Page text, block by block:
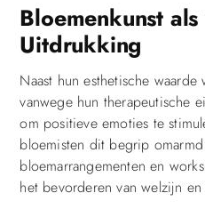
Bloemenkunst
Uitdrukking
Naast hun esthetische
vanwege hun therapeutische
om positieve emoties te
bloemisten dit begrip
bloemarrangementen en
het bevorderen van welzijn